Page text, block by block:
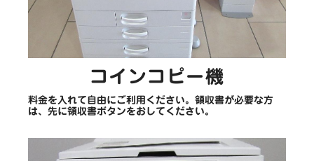
コインコピー機
料金を入れて自由にご利用ください。領収書が必要な方
は、先に領収書ボタンをおしてください。